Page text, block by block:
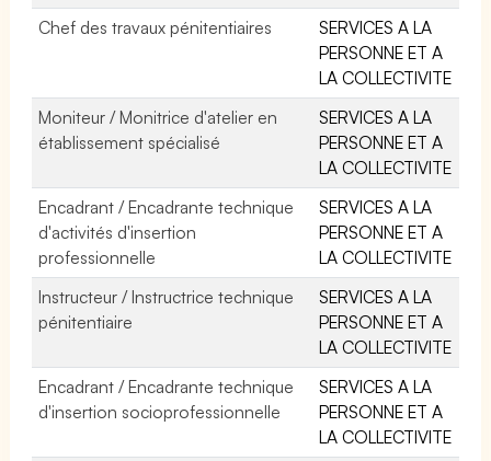
Chef des travaux pénitentiaires
SERVICES A LA
PERSONNE ET A
LA COLLECTIVITE
Moniteur / Monitrice d'atelier en
établissement spécialisé
SERVICES A LA
PERSONNE ET A
LA COLLECTIVITE
Encadrant / Encadrante technique
d'activités d'insertion
professionnelle
SERVICES A LA
PERSONNE ET A
LA COLLECTIVITE
Instructeur / Instructrice technique
pénitentiaire
SERVICES A LA
PERSONNE ET A
LA COLLECTIVITE
Encadrant / Encadrante technique
d'insertion socioprofessionnelle
SERVICES A LA
PERSONNE ET A
LA COLLECTIVITE